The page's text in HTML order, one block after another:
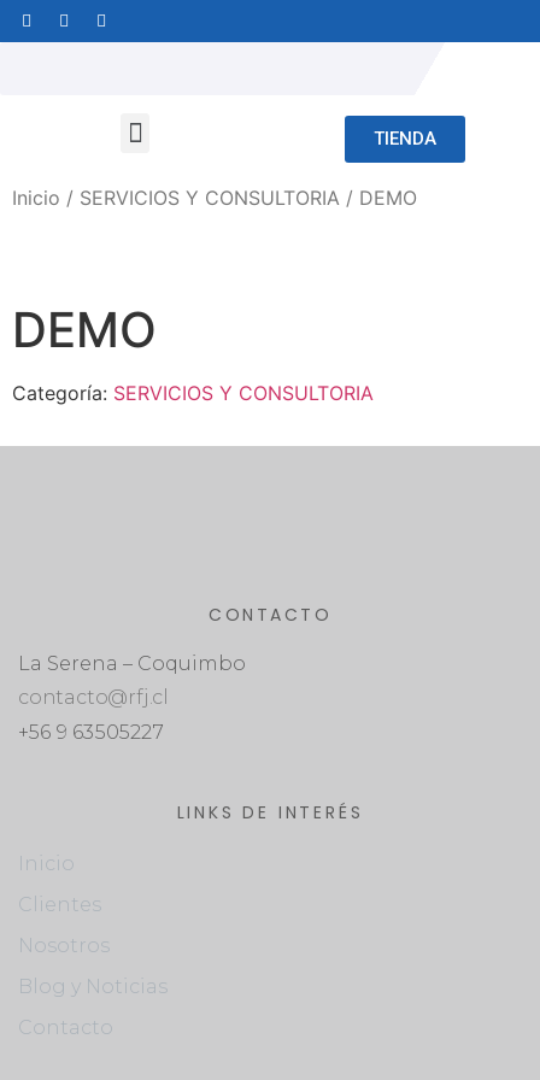
TIENDA
Inicio / SERVICIOS Y CONSULTORIA / DEMO
DEMO
Categoría: SERVICIOS Y CONSULTORIA
CONTACTO
La Serena – Coquimbo
contacto@rfj.cl
+56 9 63505227
LINKS DE INTERÉS
Inicio
Clientes
Nosotros
Blog y Noticias
Contacto